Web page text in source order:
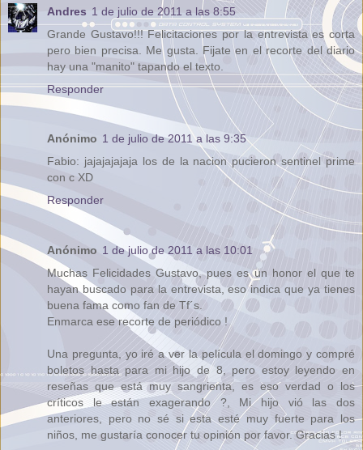
Andres 1 de julio de 2011 a las 8:55
Grande Gustavo!!! Felicitaciones por la entrevista es corta
pero bien precisa. Me gusta. Fijate en el recorte del diario
hay una "manito" tapando el texto.
Responder
Anónimo 1 de julio de 2011 a las 9:35
Fabio: jajajajajaja los de la nacion pucieron sentinel prime
con c XD
Responder
Anónimo 1 de julio de 2011 a las 10:01
Muchas Felicidades Gustavo, pues es un honor el que te
hayan buscado para la entrevista, eso indica que ya tienes
buena fama como fan de Tf´s.
Enmarca ese recorte de periódico !
Una pregunta, yo iré a ver la película el domingo y compré
boletos hasta para mi hijo de 8, pero estoy leyendo en
reseñas que está muy sangrienta, es eso verdad o los
críticos le están exagerando ?, Mi hijo vió las dos
anteriores, pero no sé si esta esté muy fuerte para los
niños, me gustaría conocer tu opinión por favor. Gracias !